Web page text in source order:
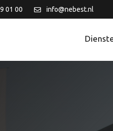
01 00 info@nebest.nl